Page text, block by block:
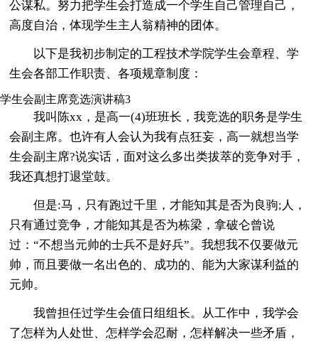
公谋私。努力把学生会打造成一个学生自己管理自己，
高度自治，体现学生主人翁精神的团体。
以下是我初步制定的工程技术学院学生会章程、学
生会各部工作职责、各项规章制度：
学生会副主席竞选演讲稿3
我叫陈xx，是高一(4)班班长，我竞选的职务是学生
会副主席。也许有人会认为我有点狂妄，高一就想当学
生会副主席?说实话，面对这么多出类拔萃的竞争对手，
我还真想打退堂鼓。
但是:马，只有跑过千里，才能知其是否为良驹;人，
只有通过竞争，才能知其是否为栋梁，拿破仑曾说
过：“不想当元帅的士兵不是好兵”。我想我不仅要做元
帅，而且要做一名出色的、成功的、能为大家谋利益的
元帅。
我曾担任过学生会值日组组长。从工作中，我学会
了怎样为人处世、怎样学会忍耐，怎样解决一些矛盾，